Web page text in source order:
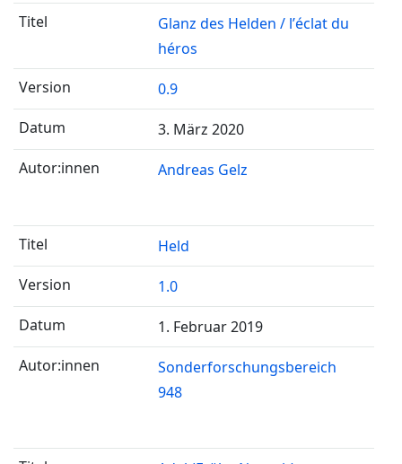
Glanz des Helden / l’éclat du
héros
0.9
3. März 2020
Andreas Gelz
Held
1.0
1. Februar 2019
Sonderforschungsbereich
948